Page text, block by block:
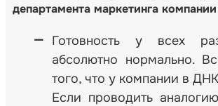
департамента маркетинга
Готовность у всех
абсолютно нормально.
того, что у компании в
Если проводить